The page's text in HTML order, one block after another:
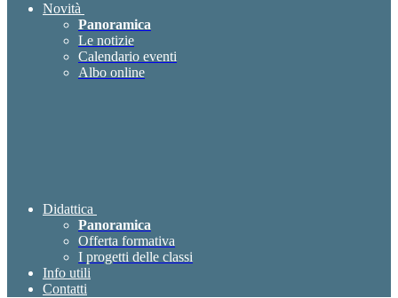
Novità
Panoramica
Le notizie
Calendario eventi
Albo online
Didattica
Panoramica
Offerta formativa
I progetti delle classi
Info utili
Contatti